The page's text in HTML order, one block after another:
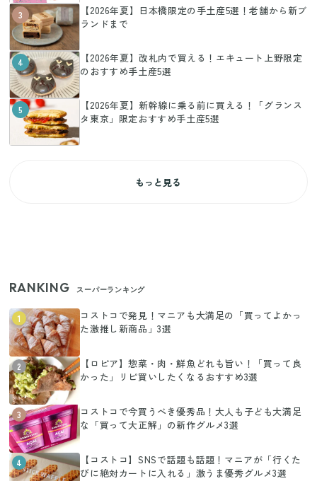
3
【2026年夏】日本橋限定の手土産5選！老舗から新ブ
ランドまで
4
【2026年夏】改札内で買える！エキュート上野限定
のおすすめ手土産5選
5
【2026年夏】新幹線に乗る前に買える！「グランス
タ東京」限定おすすめ手土産5選
もっと見る
RANKING スーパーランキング
1
コストコで発見！マニアも大満足の「買ってよかっ
た激推し新商品」3選
2
【ロピア】惣菜・肉・鮮魚どれも旨い！「買って良
かった」リピ買いしたくなるおすすめ3選
3
コストコで今買うべき優秀品！大人も子ども大満足
な「買って大正解」の新作グルメ3選
4
【コストコ】SNSで話題も話題！マニアが「行くた
びに絶対カートに入れる」激うま優秀グルメ3選